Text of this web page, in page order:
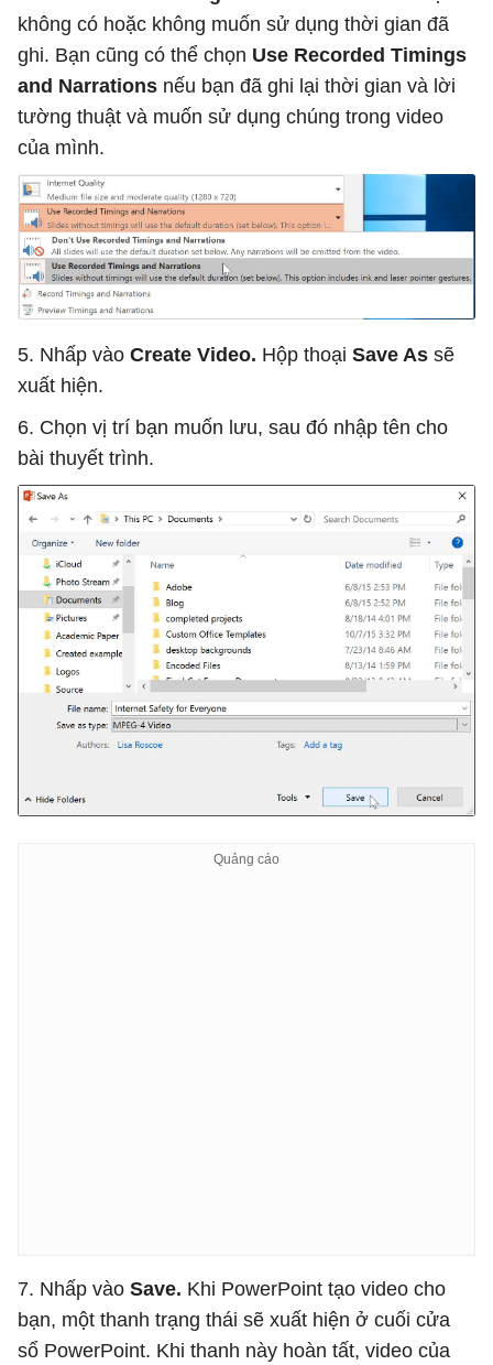
không có hoặc không muốn sử dụng thời gian đã
ghi. Bạn cũng có thể chọn Use Recorded Timings
and Narrations nếu bạn đã ghi lại thời gian và lời
tường thuật và muốn sử dụng chúng trong video
của mình.
5. Nhấp vào Create Video. Hộp thoại Save As sẽ
xuất hiện.
6. Chọn vị trí bạn muốn lưu, sau đó nhập tên cho
bài thuyết trình.
7. Nhấp vào Save. Khi PowerPoint tạo video cho
bạn, một thanh trạng thái sẽ xuất hiện ở cuối cửa
sổ PowerPoint. Khi thanh này hoàn tất, video của